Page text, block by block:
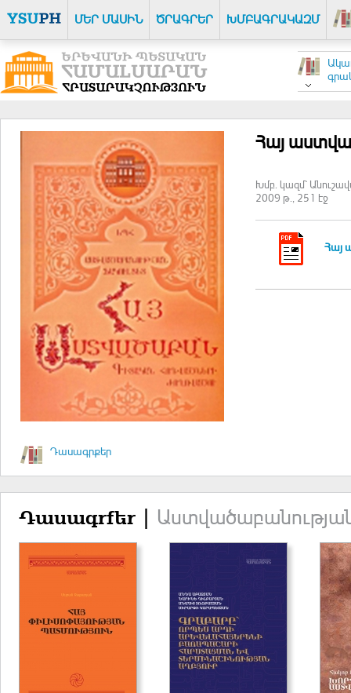
ՄԵՐ ՄԱՍԻՆ ԾՐԱԳՐԵՐ ԽՄԲԱԳՐԱԿԱԶՄ
Դասագրքեր
Հայ
Խմբ. կազմ՝
2009 թ., 251 էջ
Հայ
Դասագրքեր |